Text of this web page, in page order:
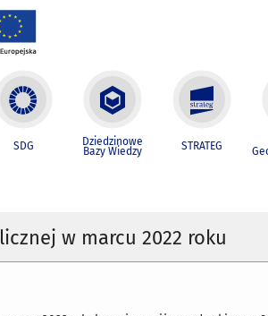
SDG Dziedzinowe
Bazy Wiedzy STRATEG
w marcu 2022 roku